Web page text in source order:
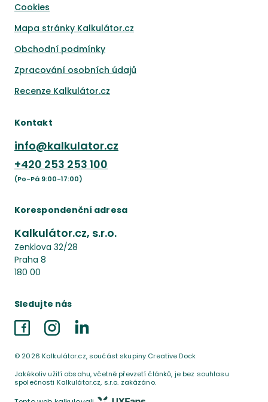
Cookies
Mapa stránky Kalkulátor.cz
Obchodní podmínky
Zpracování osobních údajů
Recenze Kalkulátor.cz
Kontakt
info@kalkulator.cz
+420 253 253 100
(Po-Pá 9:00-17:00)
Korespondenční adresa
Kalkulátor.cz, s.r.o.
Zenklova 32/28
Praha 8
180 00
Sledujte nás
FacebookInstagramLinkedIn
© 2026 Kalkulátor.cz, součást skupiny Creative Dock
Jakékoliv užití obsahu, včetně převzetí článků, je bez souhlasu
společnosti Kalkulátor.cz, s.r.o. zakázáno.